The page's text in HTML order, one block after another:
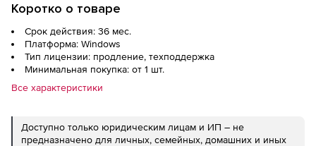
Коротко о товаре
Срок действия: 36 мес.
Платформа: Windows
Тип лицензии: продление, техподдержка
Минимальная покупка: от 1 шт.
Все характеристики
Доступно только юридическим лицам и ИП – не
предназначено для личных, семейных, домашних и иных